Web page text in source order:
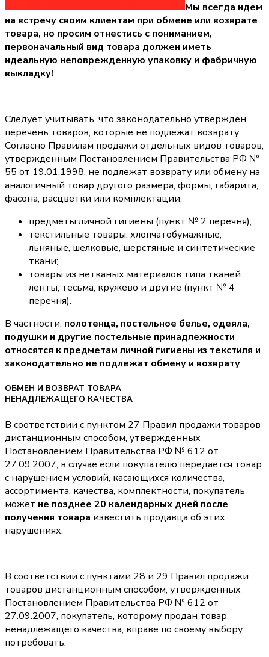
Мы всегда идем
на встречу своим клиентам при обмене или возврате
товара, но просим отнестись с пониманием,
первоначальный вид товара должен иметь
идеальную неповрежденную упаковку и фабричную
выкладку!
Следует учитывать, что законодательно утвержден
перечень товаров, которые не подлежат возврату.
Согласно Правилам продажи отдельных видов товаров,
утвержденным Постановлением Правительства РФ №
55 от 19.01.1998, не подлежат возврату или обмену на
аналогичный товар другого размера, формы, габарита,
фасона, расцветки или комплектации:
предметы личной гигиены (пункт № 2 перечня);
текстильные товары: хлопчатобумажные,
льняные, шелковые, шерстяные и синтетические
ткани;
товары из нетканых материалов типа тканей:
ленты, тесьма, кружево и другие (пункт № 4
перечня).
В частности, полотенца, постельное белье, одеяла,
подушки и другие постельные принадлежности
относятся к предметам личной гигиены из текстиля и
законодательно не подлежат обмену и возврату.
ОБМЕН И ВОЗВРАТ ТОВАРА
НЕНАДЛЕЖАЩЕГО КАЧЕСТВА
В соответствии с пунктом 27 Правил продажи товаров
дистанционным способом, утвержденных
Постановлением Правительства РФ № 612 от
27.09.2007, в случае если покупателю передается товар
с нарушением условий, касающихся количества,
ассортимента, качества, комплектности, покупатель
может не позднее 20 календарных дней после
получения товара известить продавца об этих
нарушениях.
В соответствии с пунктами 28 и 29 Правил продажи
товаров дистанционным способом, утвержденных
Постановлением Правительства РФ № 612 от
27.09.2007, покупатель, которому продан товар
ненадлежащего качества, вправе по своему выбору
потребовать: